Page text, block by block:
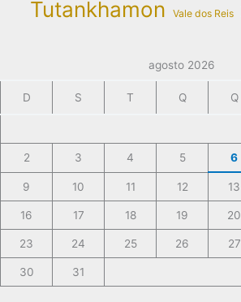
Tutankhamon Vale dos Reis
agosto 2026
D S T Q Q
2 3 4 5 6
9 10 11 12 13
16 17 18 19 20
23 24 25 26 27
30 31